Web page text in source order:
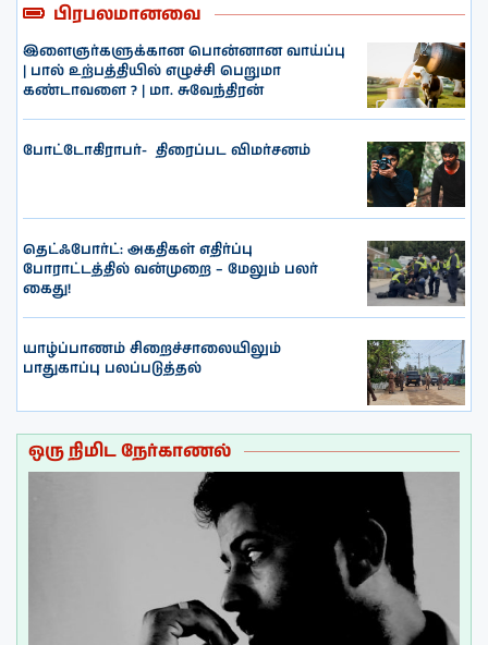
பிரபலமானவை
இளைஞர்களுக்கான பொன்னான வாய்ப்பு
| பால் உற்பத்தியில் எழுச்சி பெறுமா
கண்டாவளை ? | மா. சுவேந்திரன்
போட்டோகிராபர்- ‌ திரைப்பட விமர்சனம்
தெட்ஃபோர்ட்: அகதிகள் எதிர்ப்பு
போராட்டத்தில் வன்முறை – மேலும் பலர்
கைது!
யாழ்ப்பாணம் சிறைச்சாலையிலும்
பாதுகாப்பு பலப்படுத்தல்
ஒரு நிமிட நேர்காணல்